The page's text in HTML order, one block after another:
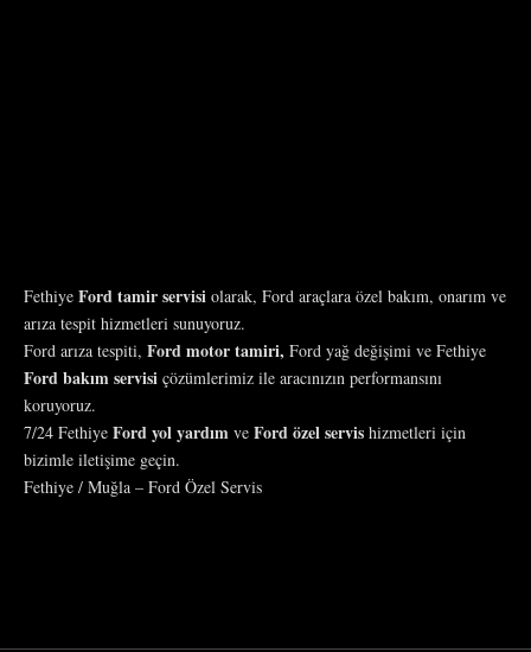
Fethiye Ford tamir servisi olarak, Ford araçlara özel bakım, onarım ve
arıza tespit hizmetleri sunuyoruz.
Ford arıza tespiti, Ford motor tamiri, Ford yağ değişimi ve Fethiye
Ford bakım servisi çözümlerimiz ile aracınızın performansını
koruyoruz.
7/24 Fethiye Ford yol yardım ve Ford özel servis hizmetleri için
bizimle iletişime geçin.
Fethiye / Muğla – Ford Özel Servis